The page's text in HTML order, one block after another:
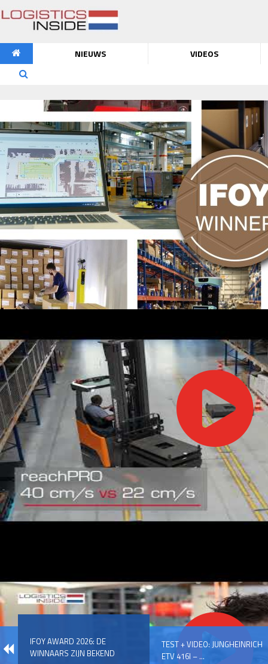
NIEUWS VIDEOS
IFOY AWARD 2026: DE
WINNAARS ZIJN BEKEND
TEST + VIDEO: JUNGHEINRICH
ETV 416I – ...